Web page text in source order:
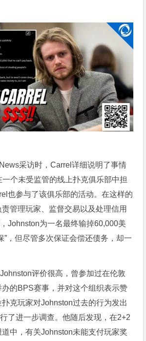
采访时，Carrel详细说明了事情
个未受监管的线上扑克俱乐部中担
也参与了该俱乐部的活动。在这样的
管理玩家、监督交易以及处理信用
Johnston为一名最终输掉60,000美
”，但尽管多次保证会偿还债务，却一
评价很高，曾参加过在伦敦
办的BPS赛事，并对这个组织表示赞
克玩家对Johnston过去的行为发出
了进一步调查。他随后发现，在2+2
中，有关Johnston未能支付玩家奖